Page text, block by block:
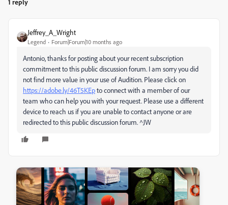
1 reply
Jeffrey_A_Wright
Legend Forum|Forum|10 months ago
Antonio, thanks for posting about your recent subscription
commitment to this public discussion forum. I am sorry you did
not find more value in your use of Audition. Please click on
https://adobe.ly/46T5KEpto connect with a member of our
team who can help you with your request. Please use a different
device to reach us if you are unable to contact anyone or are
redirected to this public discussion forum. ^JW